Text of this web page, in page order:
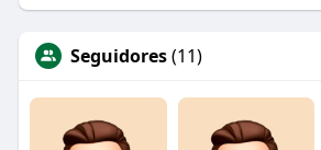
Seguidores(11)